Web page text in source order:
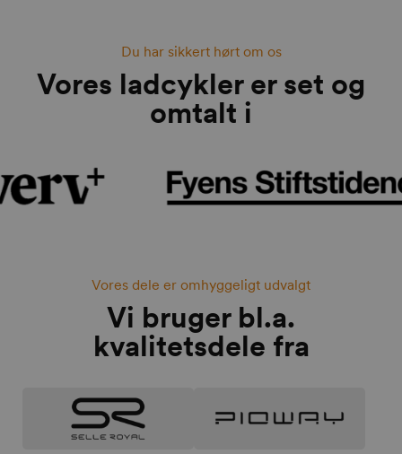
Du har sikkert hørt om os
Vores ladcykler er set og
omtalt i
Vores dele er omhyggeligt udvalgt
Vi bruger bl.a.
kvalitetsdele fra